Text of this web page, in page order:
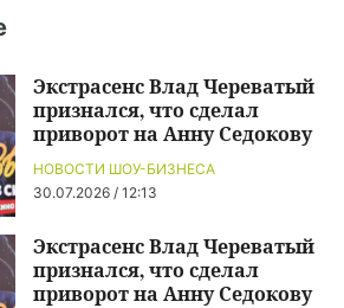
НОВОСТИ ШОУ-БИЗНЕСА
30.07.2026 / 12:13
Экстрасенс Влад Череватый
признался, что сделал
приворот на Анну Седокову
Экстрасенс Влад Череватый
признался, что сделал
приворот на Анну Седокову